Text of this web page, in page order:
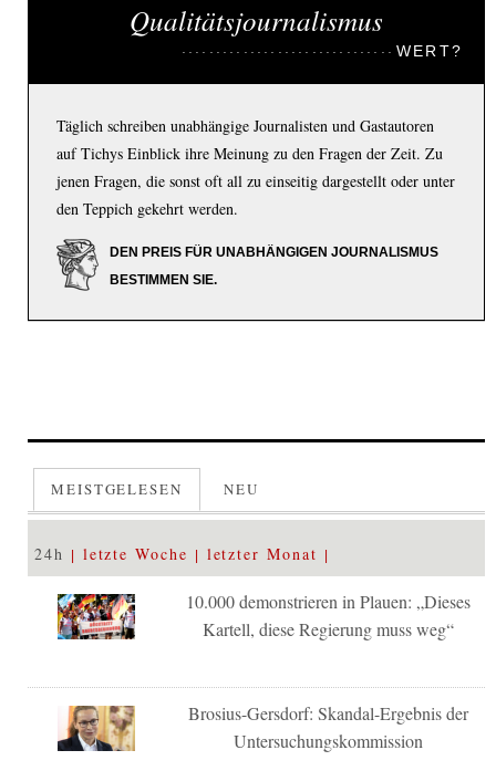
Qualitätsjournalismus
WERT?
Täglich schreiben unabhängige Journalisten und Gastautoren
auf Tichys Einblick ihre Meinung zu den Fragen der Zeit. Zu
jenen Fragen, die sonst oft all zu einseitig dargestellt oder unter
den Teppich gekehrt werden.
DEN PREIS FÜR UNABHÄNGIGEN JOURNALISMUS
BESTIMMEN SIE.
MEISTGELESEN NEU
24h letzte Woche letzter Monat
10.000 demonstrieren in Plauen: „Dieses
Kartell, diese Regierung muss weg“
Brosius-Gersdorf: Skandal-Ergebnis der
Untersuchungskommission